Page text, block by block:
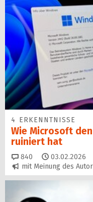
4 ERKENNTNISSE
Wie Microsoft
ruiniert hat
840 Kommentare
03.02.2026
mit Meinung des